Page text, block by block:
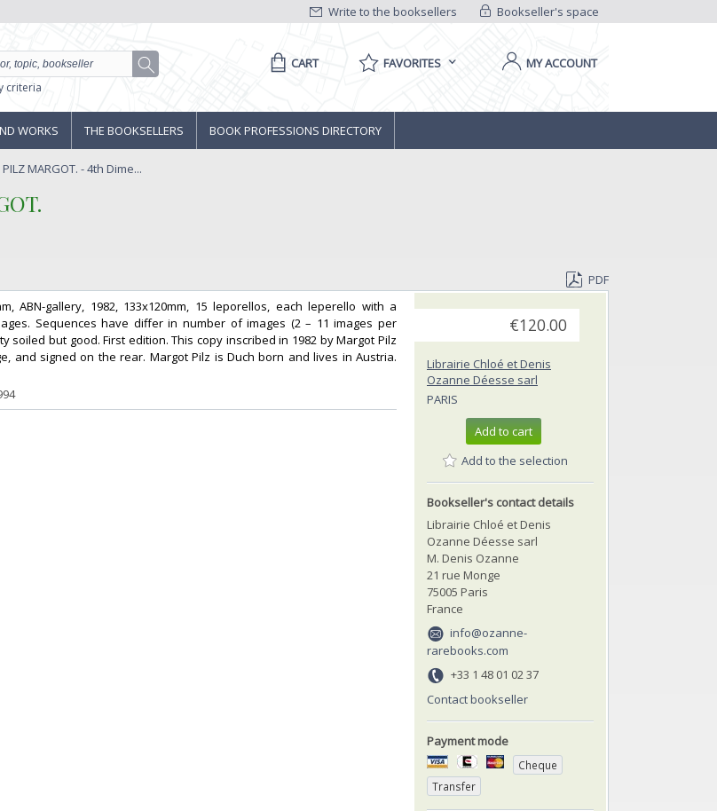
Bookseller's space
Write to the booksellers
criteria
CART FAVORITES MY ACCOUNT
WORKS THE BOOKSELLERS BOOK PROFESSIONS DIRECTORY
PILZ MARGOT. - 4th Dime...
PDF
ABN-gallery, 1982, 133x120mm, 15 leporellos, each leperello with a
Sequences have differ in number of images (2 – 11 images per
soiled but good. First edition. This copy inscribed in 1982 by Margot Pilz
and signed on the rear. Margot Pilz is Duch born and lives in Austria.
€120.00
Librairie Chloé et Denis
Ozanne Déesse sarl
PARIS
Add to cart
Add to the selection
Bookseller's contact details
Librairie Chloé et Denis
Ozanne Déesse sarl
M. Denis Ozanne
21 rue Monge
75005 Paris
France
info@ozanne-
rarebooks.com
+33 1 48 01 02 37
Contact bookseller
Payment mode
Cheque
Transfer